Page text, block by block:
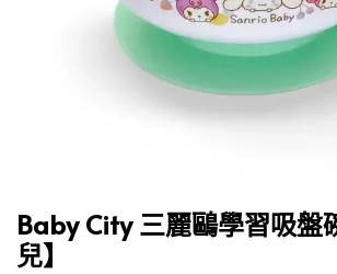
Baby City 三麗鷗學習吸盤
兒】